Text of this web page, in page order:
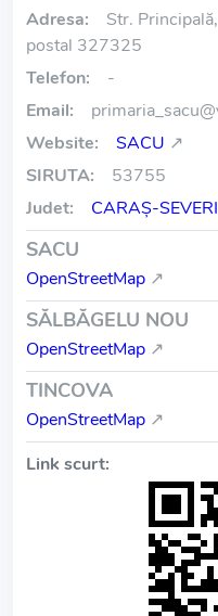
Adresa:
Str.
postal 327325
Telefon:
-
Email:
primaria_sacu@
Website:
SACU ↗
SIRUTA:
53755
Judet:
CARAŞ-
SACU
OpenStreetMap ↗
SĂLBĂGELU NOU
OpenStreetMap ↗
TINCOVA
OpenStreetMap ↗
Link scurt: